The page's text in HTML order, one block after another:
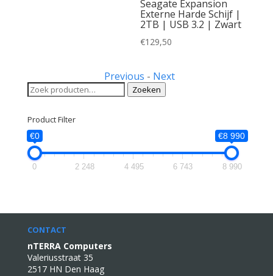
Seagate Expansion
Externe Harde Schijf |
2TB | USB 3.2 | Zwart
€129,50
Previous - Next
Zoeken
naar:
Zoeken
Product Filter
€0 €8 990
0 2 248 4 495 6 743 8 990
CONTACT
nTERRA Computers
Valeriusstraat 35
2517 HN Den Haag